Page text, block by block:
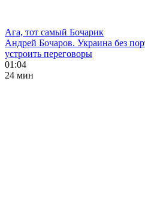
Ага, тот самый Бочарик
Андрей Бочаров. Украина без
устроить переговоры
01:04
24 мин